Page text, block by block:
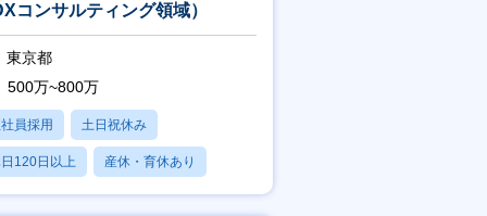
コンサルティング領域）
東京都
500万~800万
員採用 土日祝休み
120日以上 産休・育休あり
業20時間以内